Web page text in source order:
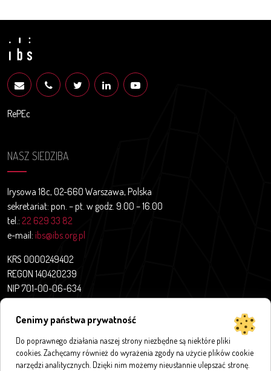
Cenimy państwa prywatność
Do poprawnego działania naszej strony niezbędne są niektóre pliki
cookies. Zachęcamy również do wyrażenia zgody na użycie plików cookie
narzędzi analitycznych. Dzięki nim możemy nieustannie ulepszać stronę.
RePEc
NASZ SIEDZIBA
Irysowa 18c, 02-660 Warszawa, Polska
sekretariat: pon. – pt. w godz. 9.00 – 16.00
tel.: 22 629 33 82
e-mail: ibs@ibs.org.pl
KRS 0000249402
REGON 140420239
NIP 701-00-06-634
O nas
Projekty badawcze
Publikacje